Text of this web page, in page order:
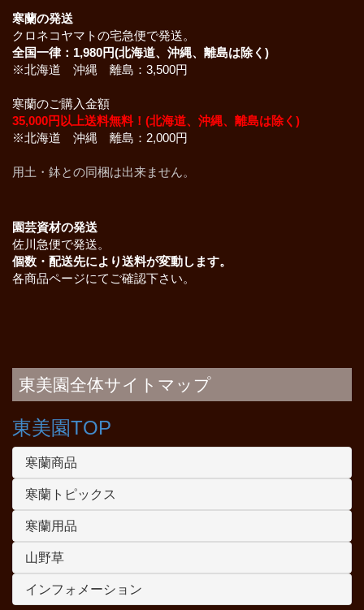
寒蘭の発送
クロネコヤマトの宅急便で発送。
全国一律：1,980円(北海道、沖縄、離島は除く)
※北海道 沖縄 離島：3,500円
寒蘭のご購入金額
35,000円以上送料無料！(北海道、沖縄、離島は除く)
※北海道 沖縄 離島：2,000円
用土・鉢との同梱は出来ません。
園芸資材の発送
佐川急便で発送。
個数・配送先により送料が変動します。
各商品ページにてご確認下さい。
東美園全体サイトマップ
東美園TOP
寒蘭商品
寒蘭トピックス
寒蘭用品
山野草
インフォメーション